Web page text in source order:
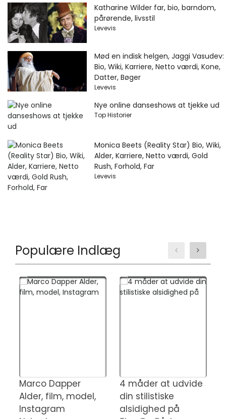
Katharine Wilder far, bio, barndom,
pårørende, livsstil
Levevis
Mød en indisk helgen, Jaggi Vasudev:
Bio, Wiki, Karriere, Netto værdi, Kone,
Datter, Bøger
Levevis
Nye online danseshows at tjekke ud
Top Historier
Monica Beets (Reality Star) Bio, Wiki,
Alder, Karriere, Netto værdi, Gold
Rush, Forhold, Far
Levevis
Populære Indlæg
Marco Dapper
Alder, film, model,
Instagram
4 måder at udvide
din stilistiske
alsidighed på